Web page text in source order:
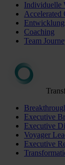
Individuelle
Accelerated
Coaching
Team
Executive
Executive
Voyager
Executive